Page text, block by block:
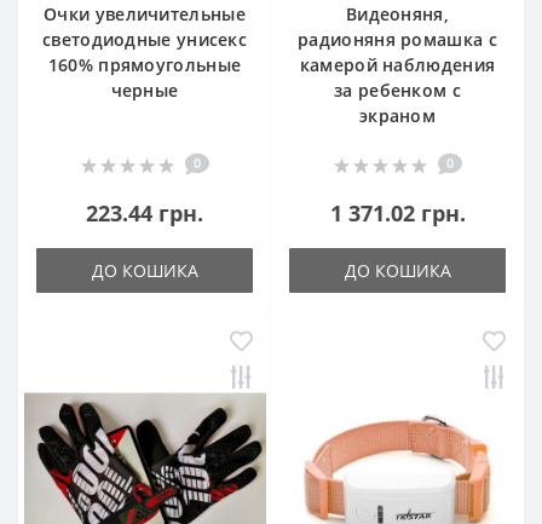
Очки увеличительные
светодиодные унисекс
160% прямоугольные
черные
0
223.44 грн.
ДО КОШИКА
Видеоняня,
радионяня ромашка с
камерой наблюдения
за ребенком с
экраном
0
1 371.02 грн.
ДО КОШИКА